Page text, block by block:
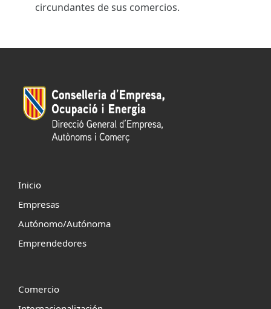
circundantes de sus comercios.
Inicio
Empresas
Autónomo/Autónoma
Emprendedores
Comercio